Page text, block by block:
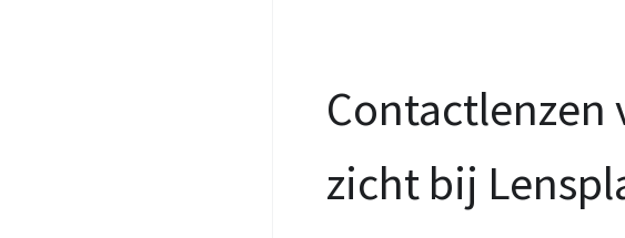
Contactlenzen
zicht bij